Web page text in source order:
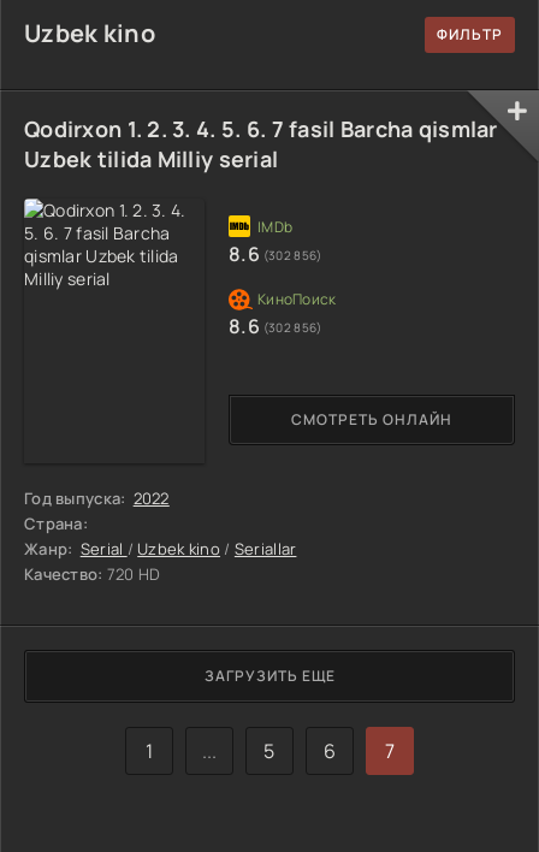
o'zbek tilida
Uzbek kino
Qodirxon 1. 2. 3. 4. 5. 6. 7 fasil Barcha qismlar
Uzbek tilida Milliy serial
Год выпуска: 2022
Страна:
Жанр: Serial / Uzbek kino / Seriallar
Качество: 720 HD
СМОТРЕТЬ ОНЛАЙН
8.6 (302 856)
8.6 (302 856)
ЗАГРУЗИТЬ ЕЩЕ
1 ... 5 6 7